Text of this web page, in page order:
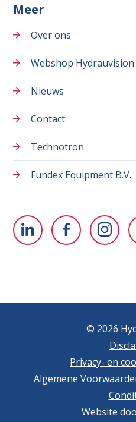
Meer
Over ons
Webshop Hydrauvision
Nieuws
Contact
Technotron
Fundex Equipment B.V.
© 2026
Privacy- en
Algemene
Website